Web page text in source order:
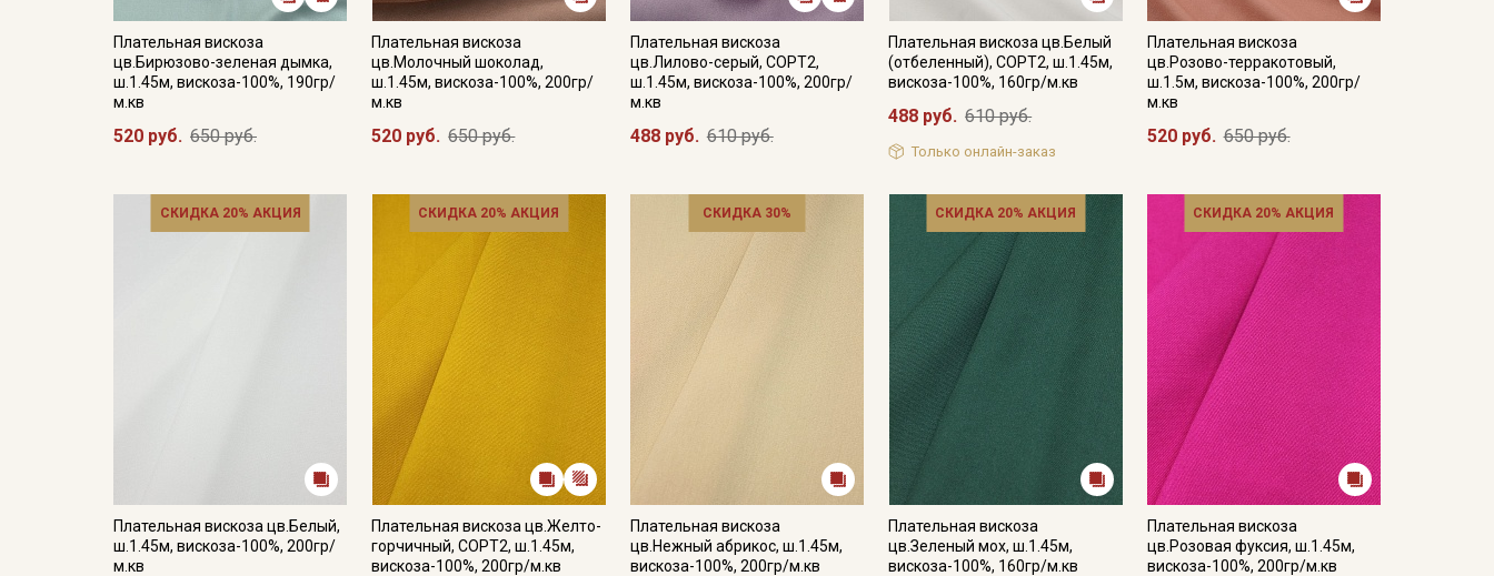
Плательная вискоза
цв.Бирюзово-зеленая дымка,
ш.1.45м, вискоза-100%, 190гр/
м.кв
520 руб. 650 руб.
Плательная вискоза
цв.Молочный шоколад,
ш.1.45м, вискоза-100%, 200гр/
м.кв
520 руб. 650 руб.
Плательная вискоза
цв.Лилово-серый, СОРТ2,
ш.1.45м, вискоза-100%, 200гр/
м.кв
488 руб. 610 руб.
Плательная вискоза цв.Белый
(отбеленный), СОРТ2, ш.1.45м,
вискоза-100%, 160гр/м.кв
488 руб. 610 руб.
Только онлайн-заказ
Плательная вискоза
цв.Розово-терракотовый,
ш.1.5м, вискоза-100%, 200гр/
м.кв
520 руб. 650 руб.
СКИДКА 20% АКЦИЯ
Плательная вискоза цв.Белый,
ш.1.45м, вискоза-100%, 200гр/
м.кв
СКИДКА 20% АКЦИЯ
Плательная вискоза цв.Желто-
горчичный, СОРТ2, ш.1.45м,
вискоза-100%, 200гр/м.кв
СКИДКА 30%
Плательная вискоза
цв.Нежный абрикос, ш.1.45м,
вискоза-100%, 200гр/м.кв
СКИДКА 20% АКЦИЯ
Плательная вискоза
цв.Зеленый мох, ш.1.45м,
вискоза-100%, 160гр/м.кв
СКИДКА 20% АКЦИЯ
Плательная вискоза
цв.Розовая фуксия, ш.1.45м,
вискоза-100%, 200гр/м.кв
Электронная почта
Политикой обработки персональных
данных
Согласие на обработку персональных
Согласие на получение рекламных и
информационных рассылок